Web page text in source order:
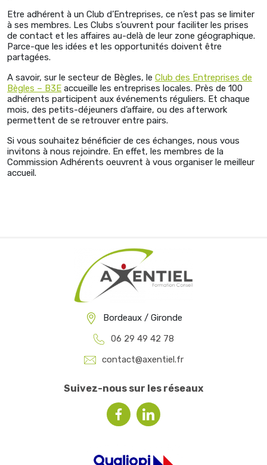
Etre adhérent à un Club d’Entreprises, ce n’est pas se limiter
à ses membres. Les Clubs s’ouvrent pour faciliter les prises
de contact et les affaires au-delà de leur zone géographique.
Parce-que les idées et les opportunités doivent être
partagées.
A savoir, sur le secteur de Bègles, le Club des Entreprises de
Bègles – B3E accueille les entreprises locales. Près de 100
adhérents participent aux événements réguliers. Et chaque
mois, des petits-déjeuners d’affaire, ou des afterwork
permettent de se retrouver entre pairs.
Si vous souhaitez bénéficier de ces échanges, nous vous
invitons à nous rejoindre. En effet, les membres de la
Commission Adhérents oeuvrent à vous organiser le meilleur
accueil.
Bordeaux / Gironde
06 29 49 42 78
contact@axentiel.fr
Suivez-nous sur les réseaux